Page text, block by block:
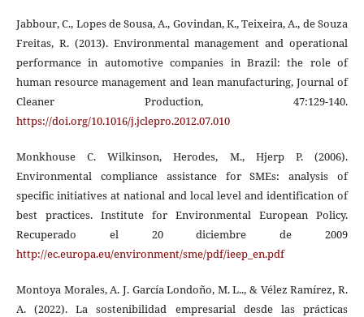
Jabbour, C., Lopes de Sousa, A., Govindan, K., Teixeira, A., de Souza
Freitas, R. (2013). Environmental management and operational
performance in automotive companies in Brazil: the role of
human resource management and lean manufacturing, Journal of
Cleaner Production, 47:129-140.
https://doi.org/10.1016/j.jclepro.2012.07.010
Monkhouse C. Wilkinson, Herodes, M., Hjerp P. (2006).
Environmental compliance assistance for SMEs: analysis of
specific initiatives at national and local level and identification of
best practices. Institute for Environmental European Policy.
Recuperado el 20 diciembre de 2009
http://ec.europa.eu/environment/sme/pdf/ieep_en.pdf
Montoya Morales, A. J. García Londoño, M. L.., & Vélez Ramírez, R.
A. (2022). La sostenibilidad empresarial desde las prácticas